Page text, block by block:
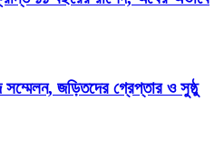
সম্মেলন, জড়িতদের গ্রেপ্তার ও সুষ্ঠু